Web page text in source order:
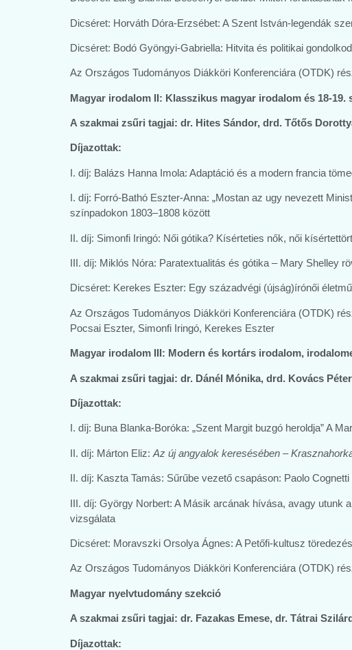
Dicséret: Horváth Dóra-Erzsébet: A Szent István-legendák
Dicséret: Bodó Gyöngyi-Gabriella: Hitvita és politikai
Az Országos Tudományos Diákköri Konferenciára (OTDK)
Magyar irodalom II: Klasszikus magyar irodalom és 18-
A szakmai zsűri tagjai: dr. Hites Sándor, drd. Tőtős
Díjazottak:
I. díj: Balázs Hanna Imola: Adaptáció és a modern francia
I. díj: Forró-Bathó Eszter-Anna: „Mostan az ugy nevezett
színpadokon 1803–1808 között
II. díj: Simonfi Iringó: Női gótika? Kísérteties nők, női
III. díj: Miklós Nóra: Paratextualitás és gótika – Mary Shelley
Dicséret: Kerekes Eszter: Egy századvégi (újság)írónői
Az Országos Tudományos Diákköri Konferenciára (OTDK)
Pocsai Eszter, Simonfi Iringó, Kerekes Eszter
Magyar irodalom III: Modern és kortárs irodalom,
A szakmai zsűri tagjai: dr. Dánél Mónika, drd. Kovács
Díjazottak:
I. díj: Buna Blanka-Boróka: „Szent Margit buzgó heroldja” A
II. díj: Márton Eliz: Az új angyalok keresésében –
II. díj: Kaszta Tamás: Sűrűbe vezető csapáson: Paolo
III. díj: György Norbert: A Másik arcának hívása, avagy utunk
vizsgálata
Dicséret: Moravszki Orsolya Ágnes: A Petőfi-kultusz
Az Országos Tudományos Diákköri Konferenciára (OTDK)
Magyar nyelvtudomány szekció
A szakmai zsűri tagjai: dr. Fazakas Emese, dr. Tátrai
Díjazottak: